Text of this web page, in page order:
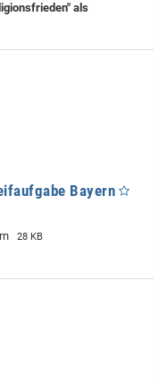
als
Bayern
28 KB